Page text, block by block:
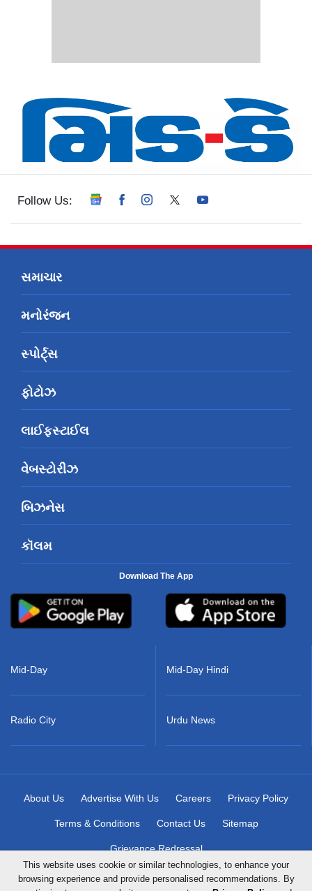
Follow Us:
સમાચાર
મનોરંજન
સ્પોર્ટ્સ
ફોટોઝ
લાઈફસ્ટાઈલ
વેબસ્ટોરીઝ
બિઝનેસ
કૉલમ
Download The App
Mid-Day
Radio City
Mid-Day Hindi
Urdu News
About Us Advertise With Us Careers Privacy Policy
Terms & Conditions Contact Us Sitemap
Grievance Redressal
This website uses cookie or similar technologies, to enhance your
browsing experience and provide personalised recommendations. By